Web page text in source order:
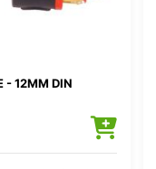
- 12MM DIN